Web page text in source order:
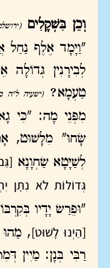
וְכֵן בִּשְׁקָלִים
"וַיָּמָד אֶלֶף נַחַל
לְבִירָנִין גְּדוֹלָה
טַעְמָא?
(ישעיה ל"ה
מִפְּנֵי מָה: "כִּי
שָׂחוּ" מִלָּשׁוּט,
לְשַׁיָּטָא שַׂחְוָנָא
גְּדוֹלוֹת לֹא נִתָּן
"וּפֵרַשׂ יָדָיו
[הַיְנוּ לָשׁוּט],
רַבִּי בְּנָן: מַיִין